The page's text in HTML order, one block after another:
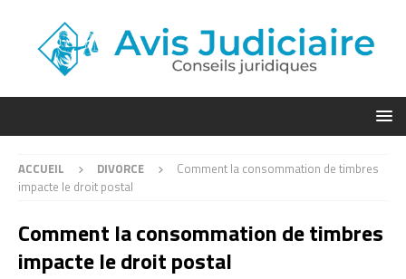
ACCUEIL DIVORCE
Comment la consommation de timbres
impacte le droit postal
Comment la consommation de timbres
impacte le droit postal